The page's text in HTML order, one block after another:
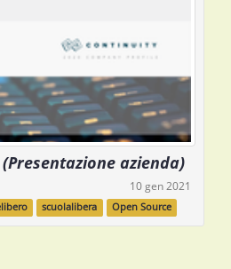
azienda)
10 gen 2021
scuolalibera Open Source